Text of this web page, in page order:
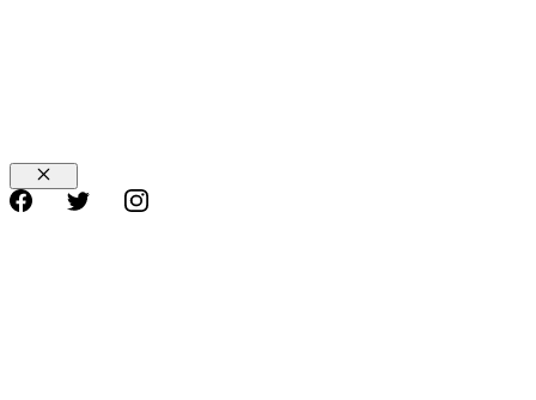
Fermer